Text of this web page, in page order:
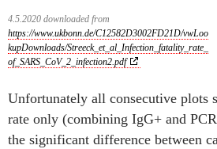
4.5.2020 downloaded from
https://www.ukbonn.de/C12582D3002FD21D/vwLoo
kupDownloads/Streeck_et_al_Infection_fatality_rate_
of_SARS_CoV_2_infection2.pdf
Unfortunately all consecutive plots
rate only (combining IgG+ and
the significant difference between